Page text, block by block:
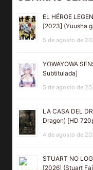
EL HÉROE
[2023] (Yuusha
5 de agosto de
YOWAYOWA
Subtitulada]
5 de agosto de
LA CASA DEL
Dragon) [HD
4 de agosto de
STUART NO
[2026] (Stuart